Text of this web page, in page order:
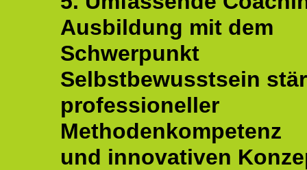
Ausbildung mit dem
Schwerpunkt
Selbstbewusstsein
professioneller
Methodenkompetenz
und innovativen